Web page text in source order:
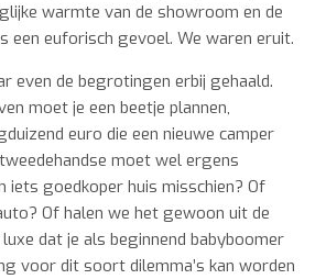
warmte van de showroom en de
een euforisch gevoel. We waren eruit.
even de begrotingen erbij gehaald.
moet je een beetje plannen,
euro die een nieuwe camper
moet wel ergens
iets goedkoper huis misschien? Of
Of halen we het gewoon uit de
dat je als beginnend babyboomer
voor dit soort dilemma’s kan worden